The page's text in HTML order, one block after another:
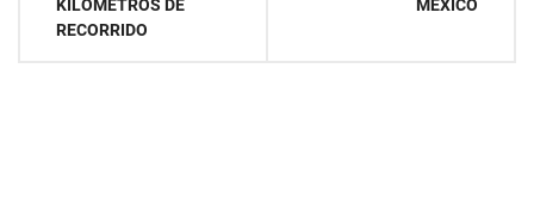
KILÓMETROS DE
RECORRIDO
MÉXICO